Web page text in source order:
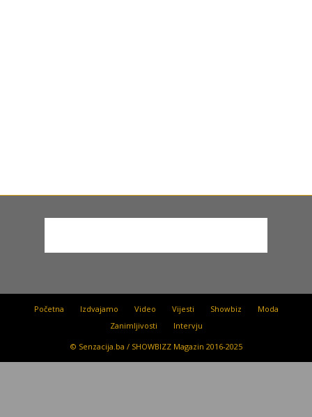
Početna Izdvajamo Video Vijesti Showbiz
Moda
Zanimljivosti
Intervju
© Senzacija.ba / SHOWBIZZ Magazin 2016-2025